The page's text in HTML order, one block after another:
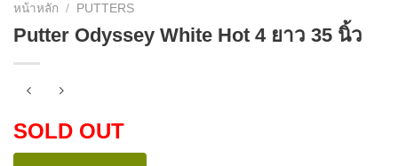
หน้าหลัก / PUTTERS
Putter Odyssey White Hot 4 ยาว 35 นิ้ว
SOLD OUT